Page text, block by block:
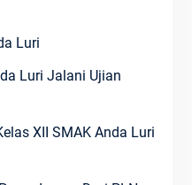
Luri
Luri Jalani Ujian
XII SMAK Anda Luri